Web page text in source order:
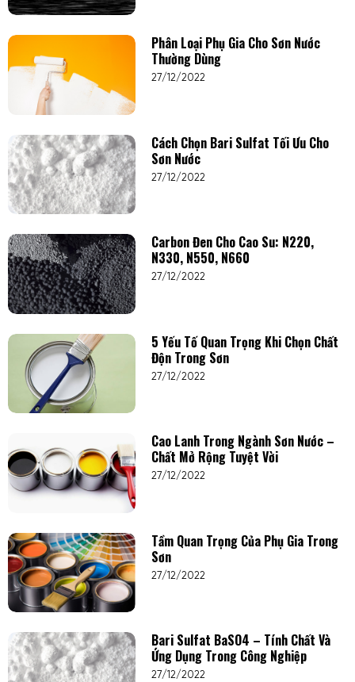
Phân Loại Phụ Gia Cho Sơn Nước
Thường Dùng
27/12/2022
Cách Chọn Bari Sulfat Tối Ưu Cho
Sơn Nước
27/12/2022
Carbon Đen Cho Cao Su: N220,
N330, N550, N660
27/12/2022
5 Yếu Tố Quan Trọng Khi Chọn Chất
Độn Trong Sơn
27/12/2022
Cao Lanh Trong Ngành Sơn Nước –
Chất Mở Rộng Tuyệt Vời
27/12/2022
Tầm Quan Trọng Của Phụ Gia Trong
Sơn
27/12/2022
Bari Sulfat BaSO4 – Tính Chất Và
Ứng Dụng Trong Công Nghiệp
27/12/2022